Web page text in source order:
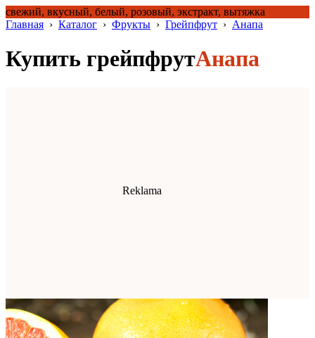
свежий, вкусный, белый, розовый, экстракт, вытяжка
Главная › Каталог › Фрукты › Грейпфрут › Анапа
Купить грейпфрутАнапа